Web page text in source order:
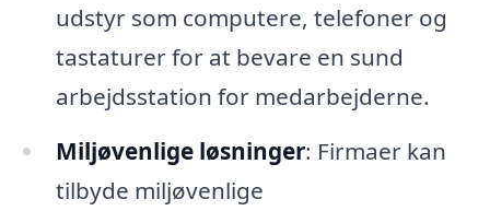
udstyr som computere, telefoner og
tastaturer for at bevare en sund
arbejdsstation for medarbejderne.
Miljøvenlige løsninger: Firmaer kan
tilbyde miljøvenlige